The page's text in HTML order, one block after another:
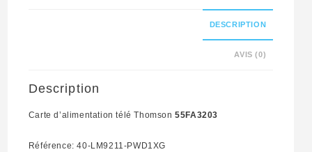
DESCRIPTION
AVIS (0)
Description
Carte d’alimentation télé Thomson55FA3203
Référence: 40-LM9211-PWD1XG